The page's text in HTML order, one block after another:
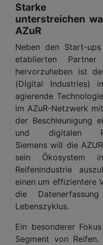
Starke
unterstreichen
AZuR
Neben den Start-
etablierten Partner
hervorzuheben ist
(Digital Industries)
agierende
im AZuR-Netzwerk
der Beschleunigung
und digitalen
Siemens will die
sein Ökosystem
Reifenindustrie
einen um effizientere
die
Lebenszyklus.
Ein besonderer
Segment von